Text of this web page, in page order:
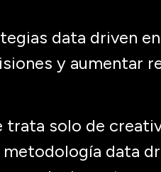
data driven en
y aumentar
trata solo de
metodología data